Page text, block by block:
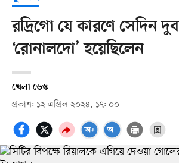
রদ্রিগো যে কারণে সেদিন
‘রোনালদো’ হয়েছিলেন
খেলা ডেস্ক
প্রকাশ: ১২ এপ্রিল ২০২৪, ১৭: ০০